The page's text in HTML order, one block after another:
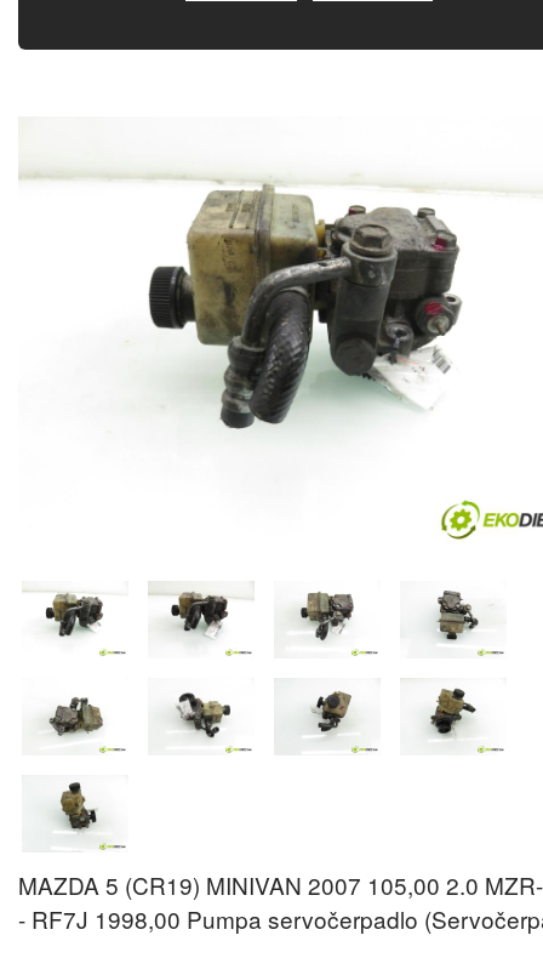
MAZDA 5 (CR19) MINIVAN 2007 105,00 2.0
- RF7J 1998,00 Pumpa servočerpadlo